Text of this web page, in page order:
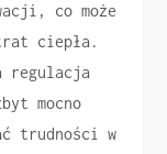
co może
ciepła.
regulacja
mocno
trudności w